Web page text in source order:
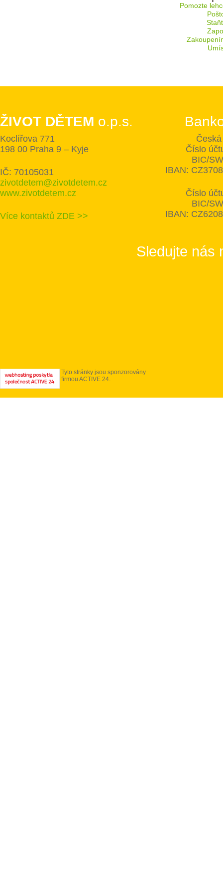
Pomozte
ŽIVOT DĚTEM o.p.s.
Koclířova 771
198 00 Praha 9 – Kyje
IČ: 70105031
zivotdetem@zivotdetem.cz
www.zivotdetem.cz
Více kontaktů ZDE >>
Číslo
BIC/
IBAN:
Číslo
BIC/
IBAN:
Sledujte nás
Tyto stránky jsou sponzorovány
firmou ACTIVE 24.